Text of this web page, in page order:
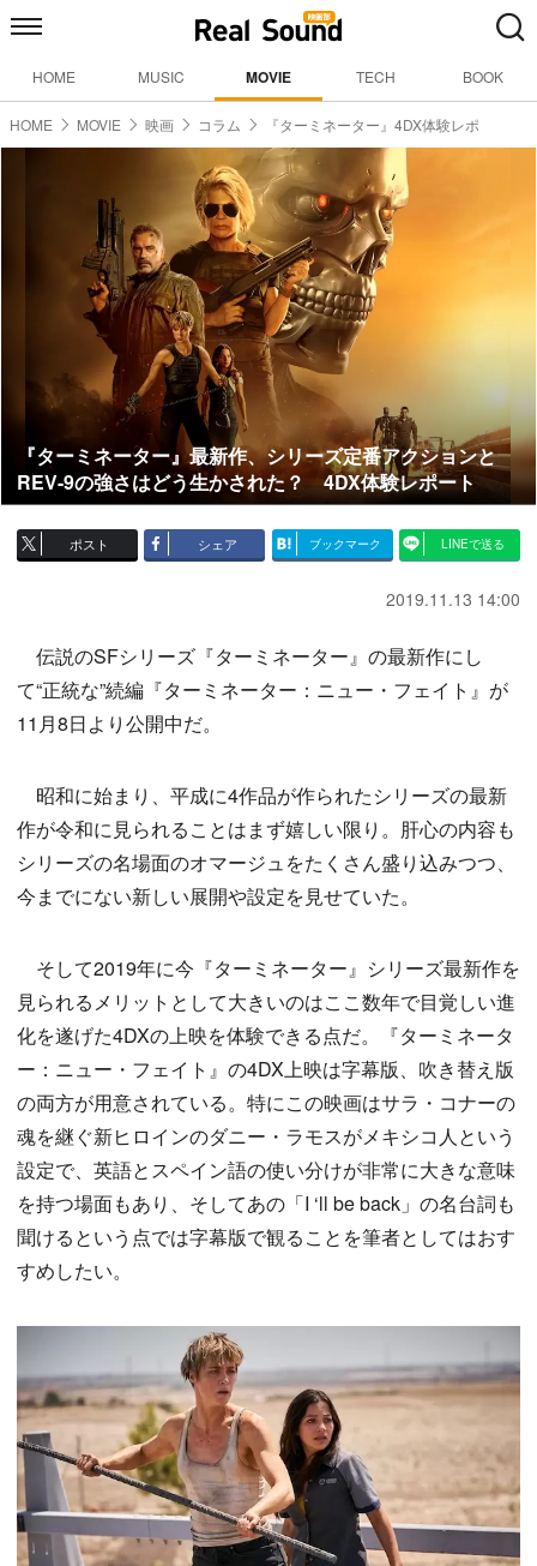
HOME MUSIC MOVIE TECH BOOK
HOME MOVIE 映画 コラム 『ターミネーター』4DX体験レポ
『ターミネーター』最新作、シリーズ定番アクションと
REV-9の強さはどう生かされた？ 4DX体験レポート
ポスト シェア ブックマーク LINEで送る
2019.11.13 14:00
伝説のSFシリーズ『ターミネーター』の最新作にし
て“正統な”続編『ターミネーター：ニュー・フェイト』が
11月8日より公開中だ。
昭和に始まり、平成に4作品が作られたシリーズの最新
作が令和に見られることはまず嬉しい限り。肝心の内容も
シリーズの名場面のオマージュをたくさん盛り込みつつ、
今までにない新しい展開や設定を見せていた。
そして2019年に今『ターミネーター』シリーズ最新作を
見られるメリットとして大きいのはここ数年で目覚しい進
化を遂げた4DXの上映を体験できる点だ。『ターミネータ
ー：ニュー・フェイト』の4DX上映は字幕版、吹き替え版
の両方が用意されている。特にこの映画はサラ・コナーの
魂を継ぐ新ヒロインのダニー・ラモスがメキシコ人という
設定で、英語とスペイン語の使い分けが非常に大きな意味
を持つ場面もあり、そしてあの「I ‘ll be back」の名台詞も
聞けるという点では字幕版で観ることを筆者としてはおす
すめしたい。